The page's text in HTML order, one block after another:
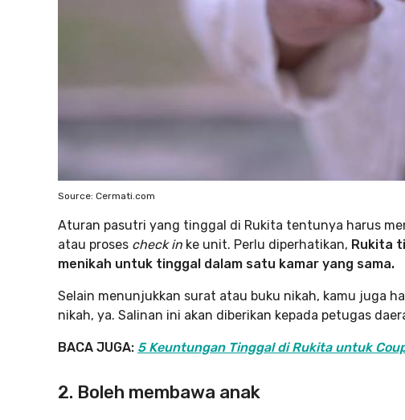
Source: Cermati.com
Aturan pasutri yang tinggal di Rukita tentunya harus
atau proses check in ke unit. Perlu diperhatikan, Rukita
menikah untuk tinggal dalam satu kamar yang sama.
Selain menunjukkan surat atau buku nikah, kamu juga
nikah, ya. Salinan ini akan diberikan kepada petugas
BACA JUGA: 5 Keuntungan Tinggal di Rukita untuk
2. Boleh membawa anak